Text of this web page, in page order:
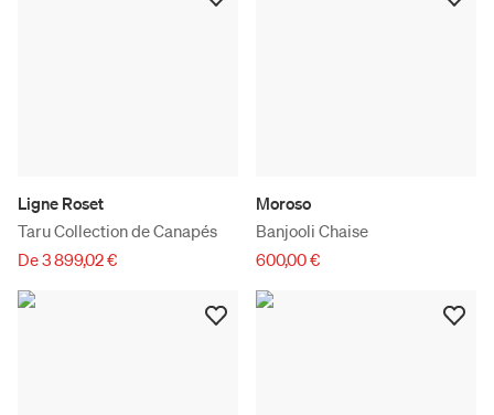
Ligne Roset
Taru Collection de Canapés
De 3 899,02 €
Moroso
Banjooli Chaise
600,00 €